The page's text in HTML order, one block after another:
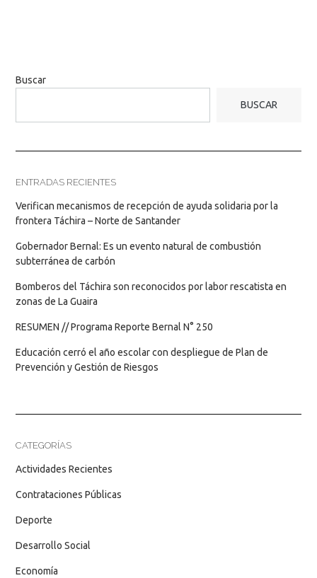
Buscar
BUSCAR
ENTRADAS RECIENTES
Verifican mecanismos de recepción de ayuda solidaria por la
frontera Táchira – Norte de Santander
Gobernador Bernal: Es un evento natural de combustión
subterránea de carbón
Bomberos del Táchira son reconocidos por labor rescatista en
zonas de La Guaira
RESUMEN // Programa Reporte Bernal N° 250
Educación cerró el año escolar con despliegue de Plan de
Prevención y Gestión de Riesgos
CATEGORÍAS
Actividades Recientes
Contrataciones Públicas
Deporte
Desarrollo Social
Economía